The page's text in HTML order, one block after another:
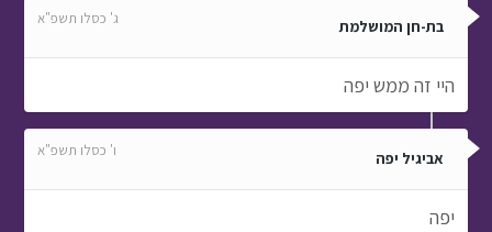
בת-חן המושלמת ג' כסלו תשפ"א
היי זה ממש יפה
אביגיל יפה ו' כסלו תשפ"א
יפה